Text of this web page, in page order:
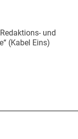
und
(Kabel Eins)